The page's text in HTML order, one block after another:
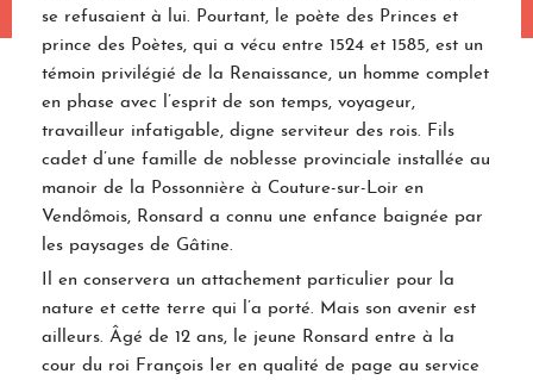
se refusaient à lui. Pourtant, le poète des Princes et
prince des Poètes, qui a vécu entre 1524 et 1585, est un
témoin privilégié de la Renaissance, un homme complet
en phase avec l’esprit de son temps, voyageur,
travailleur infatigable, digne serviteur des rois. Fils
cadet d’une famille de noblesse provinciale installée au
manoir de la Possonnière à Couture-sur-Loir en
Vendômois, Ronsard a connu une enfance baignée par
les paysages de Gâtine.
Il en conservera un attachement particulier pour la
nature et cette terre qui l’a porté. Mais son avenir est
ailleurs. Âgé de 12 ans, le jeune Ronsard entre à la
cour du roi François Ier en qualité de page au service